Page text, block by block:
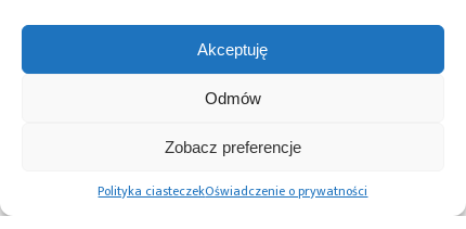
Akceptuję
Odmów
Zobacz preferencje
Polityka ciasteczekOświadczenie o prywatności
megafabryki, ale
półprzewodników?
DigiKey i Shawn
Hymel: webinaria
robotów Balance
obowiązek
generowanych
przez AI